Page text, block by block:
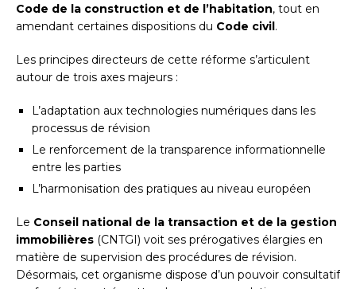
Code de la construction et de l’habitation, tout en
amendant certaines dispositions du Code civil.
Les principes directeurs de cette réforme s’articulent
autour de trois axes majeurs :
L’adaptation aux technologies numériques dans les
processus de révision
Le renforcement de la transparence informationnelle
entre les parties
L’harmonisation des pratiques au niveau européen
Le Conseil national de la transaction et de la gestion
immobilières (CNTGI) voit ses prérogatives élargies en
matière de supervision des procédures de révision.
Désormais, cet organisme dispose d’un pouvoir consultatif